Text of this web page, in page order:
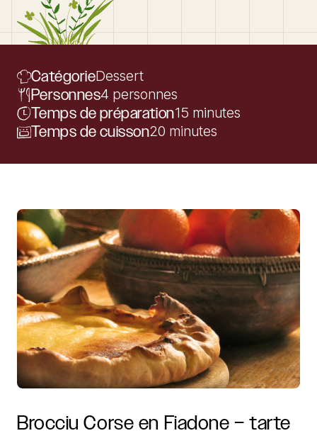
CatégorieDessert
Personnes4 personnes
Temps de préparation15 minutes
Temps de cuisson20 minutes
Brocciu Corse en Fiadone – tarte